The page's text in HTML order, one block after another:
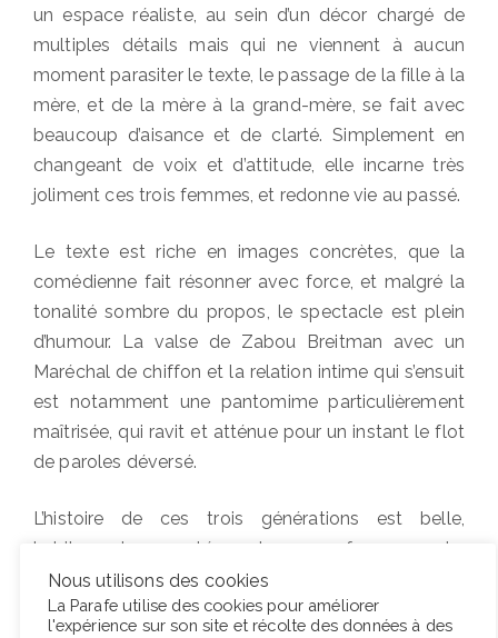
un espace réaliste, au sein d’un décor chargé de
multiples détails mais qui ne viennent à aucun
moment parasiter le texte, le passage de la fille à la
mère, et de la mère à la grand-mère, se fait avec
beaucoup d’aisance et de clarté. Simplement en
changeant de voix et d’attitude, elle incarne très
joliment ces trois femmes, et redonne vie au passé.
Le texte est riche en images concrètes, que la
comédienne fait résonner avec force, et malgré la
tonalité sombre du propos, le spectacle est plein
d’humour. La valse de Zabou Breitman avec un
Maréchal de chiffon et la relation intime qui s’ensuit
est notamment une pantomime particulièrement
maîtrisée, qui ravit et atténue pour un instant le flot
de paroles déversé.
L’histoire de ces trois générations est belle,
habilement racontée, et sans fausse note.
L’émotion de la comédienne au moment des
applaudissements est bien réelle, et l’on prend là la
Nous utilisons des cookies
La Parafe utilise des cookies pour améliorer
l'expérience sur son site et récolte des données à des